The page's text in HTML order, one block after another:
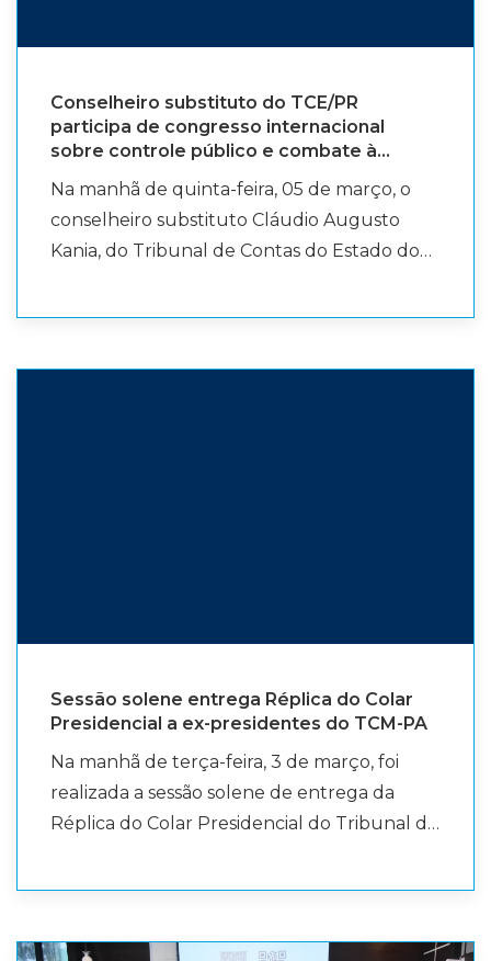
Conselheiro substituto do TCE/PR
participa de congresso internacional
sobre controle público e combate à
Na manhã de quinta-feira, 05 de março, o
conselheiro substituto Cláudio Augusto
Kania, do Tribunal de Contas do Estado do
Congresso Internacional de Controle
realizado na cidade de Granada, na Espanha.
enfrentamento da corrupção. Na ocasião, o
“O controle externo do orçamento da
humana”, na qual demonstrou como a
dignidade da pessoa humana pode ser
garantida e fortalecida pela atuação do
do incremento da accountability na gestão
Sessão solene entrega Réplica do Colar
Presidencial a ex-presidentes do TCM-PA
Na manhã de terça-feira, 3 de março, foi
realizada a sessão solene de entrega da
Réplica do Colar Presidencial do Tribunal de
cerimônia que reuniu membros e
e à contribuição institucional de ex-